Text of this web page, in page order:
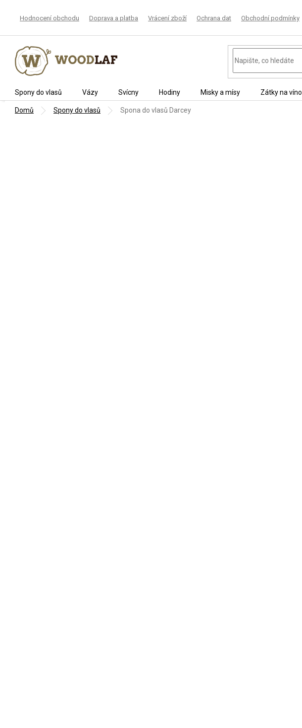
Hodnocení obchodu Doprava a platba Vrácení zboží Ochrana dat Obchodní podmínky
Spony do vlasů Vázy Svícny Hodiny Misky a mísy Zátky na víno
Domů Spony do vlasů Spona do vlasů Darcey